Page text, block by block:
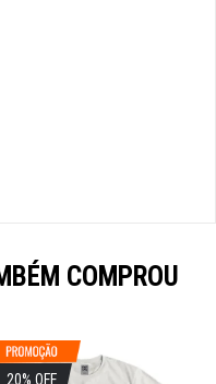
COMPROU
20% OFF